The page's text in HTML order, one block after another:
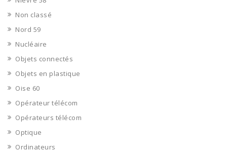
Non classé
Nord 59
Nucléaire
Objets connectés
Objets en plastique
Oise 60
Opérateur télécom
Opérateurs télécom
Optique
Ordinateurs